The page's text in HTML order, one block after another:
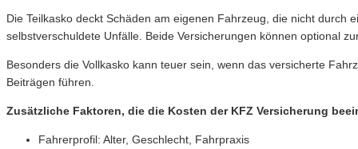
Die Teilkasko deckt Schäden am eigenen Fahrzeug, die nicht durch
selbstverschuldete Unfälle. Beide Versicherungen können optional
Besonders die Vollkasko kann teuer sein, wenn das versicherte
Beiträgen führen.
Zusätzliche Faktoren, die die Kosten der KFZ Versicherung
Fahrerprofil: Alter, Geschlecht, Fahrpraxis